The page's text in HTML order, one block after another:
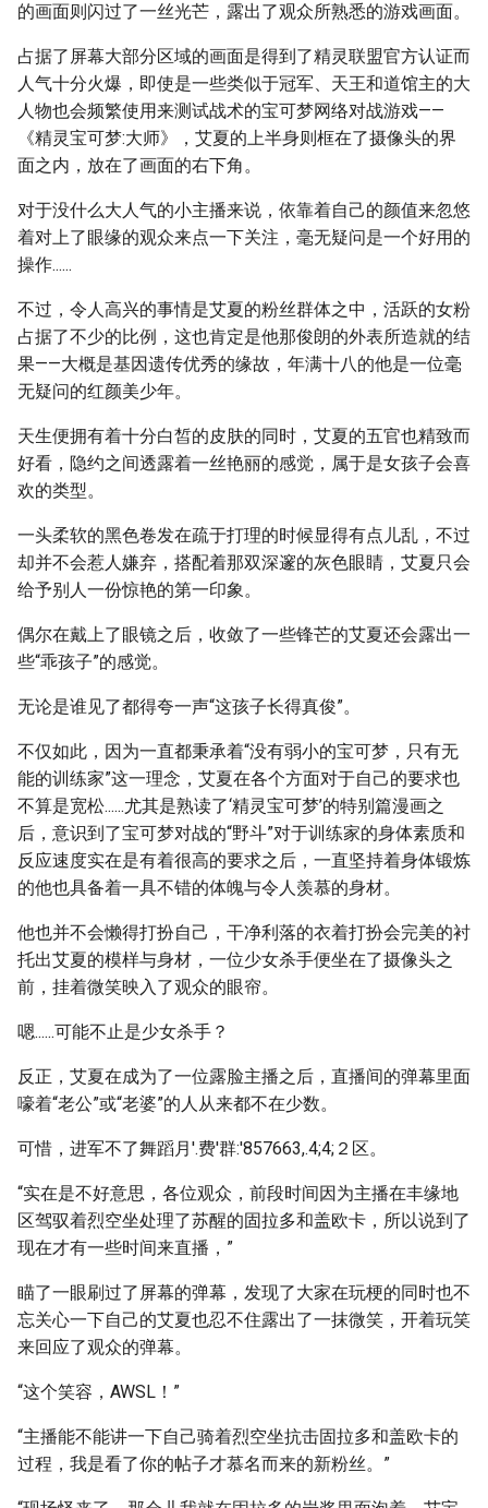
的画面则闪过了一丝光芒，露出了观众所熟悉的游戏画面。
占据了屏幕大部分区域的画面是得到了精灵联盟官方认证而
人气十分火爆，即使是一些类似于冠军、天王和道馆主的大
人物也会频繁使用来测试战术的宝可梦网络对战游戏——
《精灵宝可梦:大师》，艾夏的上半身则框在了摄像头的界
面之内，放在了画面的右下角。
对于没什么大人气的小主播来说，依靠着自己的颜值来忽悠
着对上了眼缘的观众来点一下关注，毫无疑问是一个好用的
操作......
不过，令人高兴的事情是艾夏的粉丝群体之中，活跃的女粉
占据了不少的比例，这也肯定是他那俊朗的外表所造就的结
果——大概是基因遗传优秀的缘故，年满十八的他是一位毫
无疑问的红颜美少年。
天生便拥有着十分白皙的皮肤的同时，艾夏的五官也精致而
好看，隐约之间透露着一丝艳丽的感觉，属于是女孩子会喜
欢的类型。
一头柔软的黑色卷发在疏于打理的时候显得有点儿乱，不过
却并不会惹人嫌弃，搭配着那双深邃的灰色眼睛，艾夏只会
给予别人一份惊艳的第一印象。
偶尔在戴上了眼镜之后，收敛了一些锋芒的艾夏还会露出一
些“乖孩子”的感觉。
无论是谁见了都得夸一声“这孩子长得真俊”。
不仅如此，因为一直都秉承着“没有弱小的宝可梦，只有无
能的训练家”这一理念，艾夏在各个方面对于自己的要求也
不算是宽松......尤其是熟读了‘精灵宝可梦’的特别篇漫画之
后，意识到了宝可梦对战的“野斗”对于训练家的身体素质和
反应速度实在是有着很高的要求之后，一直坚持着身体锻炼
的他也具备着一具不错的体魄与令人羡慕的身材。
他也并不会懒得打扮自己，干净利落的衣着打扮会完美的衬
托出艾夏的模样与身材，一位少女杀手便坐在了摄像头之
前，挂着微笑映入了观众的眼帘。
嗯......可能不止是少女杀手？
反正，艾夏在成为了一位露脸主播之后，直播间的弹幕里面
嚎着“老公”或“老婆”的人从来都不在少数。
可惜，进军不了舞蹈月'.费'群:'857663,.4;4;２区。
“实在是不好意思，各位观众，前段时间因为主播在丰缘地
区驾驭着烈空坐处理了苏醒的固拉多和盖欧卡，所以说到了
现在才有一些时间来直播，”
瞄了一眼刷过了屏幕的弹幕，发现了大家在玩梗的同时也不
忘关心一下自己的艾夏也忍不住露出了一抹微笑，开着玩笑
来回应了观众的弹幕。
“这个笑容，AWSL！”
“主播能不能讲一下自己骑着烈空坐抗击固拉多和盖欧卡的
过程，我是看了你的帖子才慕名而来的新粉丝。”